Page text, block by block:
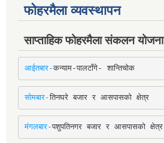
फोहरमैला व्यवस्थापन
साप्ताहिक फोहरमैला संकलन योजना
आईतबार-कन्याम-पालटाँगे- शान्तिचोक
सोमबार-तिनघरे बजार र आसपासको क्षेत्र
मंगलबार-पशुपतिनगर बजार र आसपासको क्षेत्र